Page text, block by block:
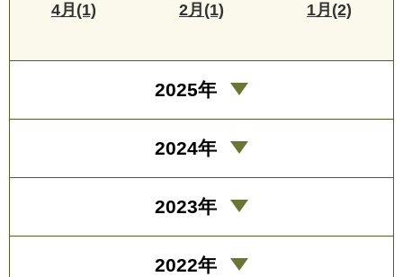
4月(1) 2月(1) 1月(2)
2025年
2024年
2023年
2022年